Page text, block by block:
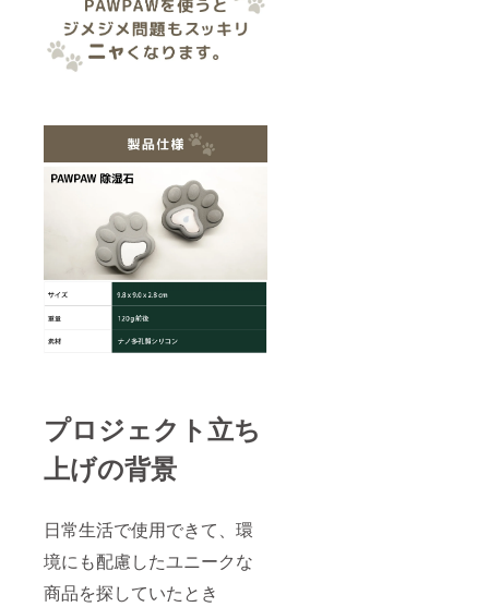
プロジェクト立ち
上げの背景
日常生活で使用できて、環
境にも配慮したユニークな
商品を探していたとき